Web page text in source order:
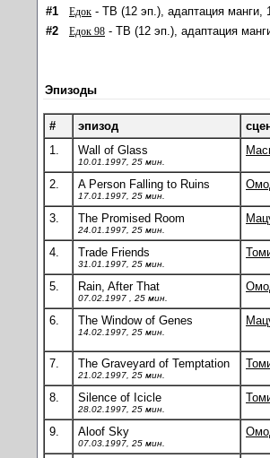
#1 Едок - ТВ (12 эп.), адаптация манги,
#2
Едок 98 - ТВ (12 эп.), адаптация
Эпизоды
# эпизод
1.
Wall of Glass
10.01.1997, 25 мин.
2. A Person Falling to Ruins
17.01.1997, 25 мин.
3. The Promised Room
24.01.1997, 25 мин.
4. Trade Friends
31.01.1997, 25 мин.
5. Rain, After That
07.02.1997 , 25 мин.
6. The Window of Genes
14.02.1997, 25 мин.
7. The Graveyard of Temptation
21.02.1997, 25 мин.
8. Silence of Icicle
28.02.1997, 25 мин.
9. Aloof Sky
07.03.1997, 25 мин.